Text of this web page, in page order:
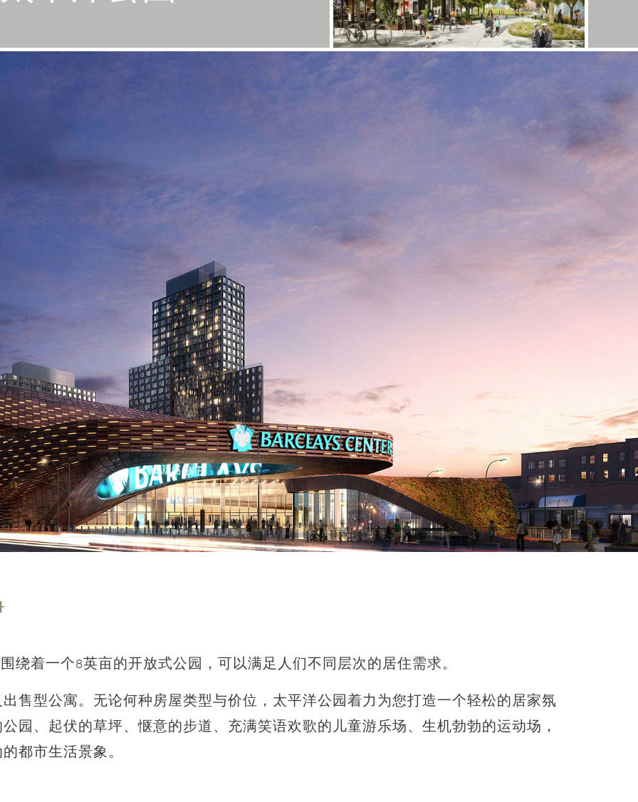
绕着一个8英亩的开放式公园，可以满足人们不同层次的居住需求。
售型公寓。无论何种房屋类型与价位，太平洋公园着力为您打造一个轻松的居家氛
园、起伏的草坪、惬意的步道、充满笑语欢歌的儿童游乐场、生机勃勃的运动场，
都市生活景象。